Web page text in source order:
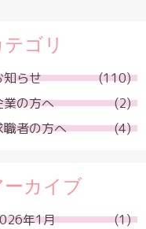
テゴリ
知らせ
(110)
業の方へ
(2)
職者の方へ
(4)
ーカイブ
年1月
(1)